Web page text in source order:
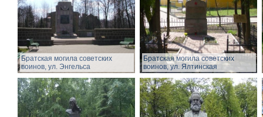
Братская могила советских
воинов, ул. Энгельса
Братская могила советских
воинов, ул. Ялтинская